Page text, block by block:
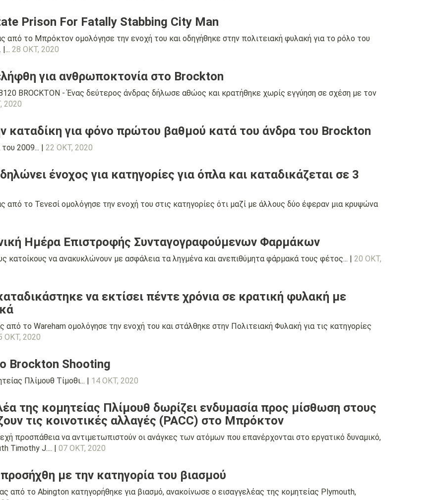
Prison For Fatally Stabbing City Man
από το Μπρόκτον ομολόγησε την ενοχή του και οδηγήθηκε στην πολιτειακή φυλακή για το ρόλο του
28 ΟΚΤ, 2020
για ανθρωποκτονία στο Brockton
BROCKTON - Ένας δεύτερος άνδρας δήλωσε αθώος και κρατήθηκε χωρίς εγγύηση σε σχέση με τον
2020
καταδίκη για φόνο πρώτου βαθμού κατά του άνδρα του Brockton
2009... | 22 ΟΚΤ, 2020
ένοχος για κατηγορίες για όπλα και καταδικάζεται σε 3
από το Τενεσί ομολόγησε την ενοχή του στις κατηγορίες ότι μαζί με άλλους δύο έφεραν μια κρυψώνα
Ημέρα Επιστροφής Συνταγογραφούμενων Φαρμάκων
κατοίκους να ανακυκλώνουν με ασφάλεια τα ληγμένα και ανεπιθύμητα φάρμακά τους φέτος... | 20 ΟΚΤ,
να εκτίσει πέντε χρόνια σε κρατική φυλακή με
το Wareham ομολόγησε την ενοχή του και στάλθηκε στην Πολιτειακή Φυλακή για τις κατηγορίες
ΟΚΤ, 2020
Brockton Shooting
Πλίμουθ Τίμοθι... | 14 ΟΚΤ, 2020
της κομητείας Πλίμουθ δωρίζει ενδυμασία προς μίσθωση στους
τις κοινοτικές αλλαγές (PACC) στο Μπρόκτον
προσπάθεια να αντιμετωπιστούν οι ανάγκες των ατόμων που επανέρχονται στο εργατικό δυναμικό,
Timothy J.... | 07 ΟΚΤ, 2020
με την κατηγορία του βιασμού
από το Abington κατηγορήθηκε για βιασμό, ανακοίνωσε ο εισαγγελέας της κομητείας Plymouth,